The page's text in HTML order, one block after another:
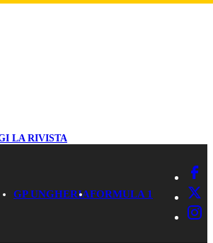
LA RIVISTA
GP UNGHERIAFORMULA 1